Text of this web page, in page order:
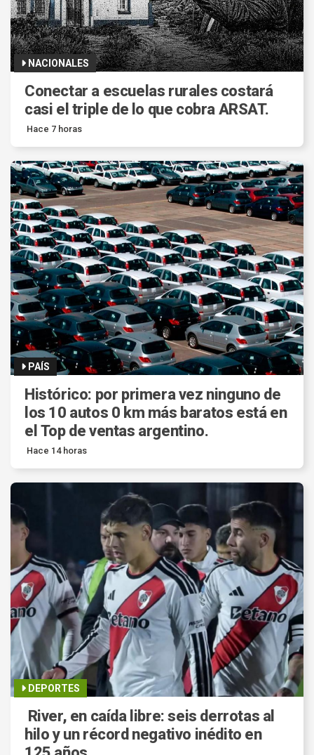
NACIONALES
Conectar a escuelas rurales costará
casi el triple de lo que cobra ARSAT.
Hace 7 horas
PAÍS
Histórico: por primera vez ninguno de
los 10 autos 0 km más baratos está en
el Top de ventas argentino.
Hace 14 horas
DEPORTES
River, en caída libre: seis derrotas al
hilo y un récord negativo inédito en